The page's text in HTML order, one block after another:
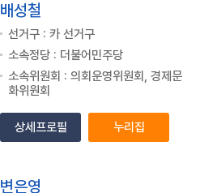
배성철
선거구 : 카 선거구
소속정당 : 더불어민주당
소속위원회 : 의회운영위원회, 경제문
화위원회
상세프로필 누리집
변은영